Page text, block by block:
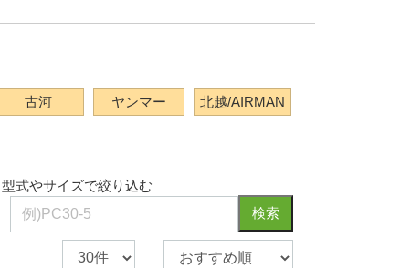
古河 ヤンマー 北越/AIRMAN
式やサイズで絞り込む
検索